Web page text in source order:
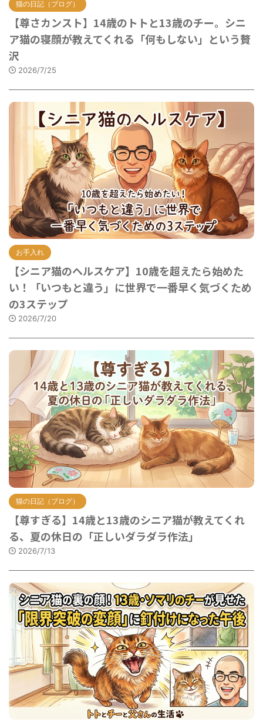
猫の日記（ブログ）
【尊さカンスト】14歳のトトと13歳のチー。シニ
ア猫の寝顔が教えてくれる「何もしない」という贅
沢
2026/7/25
お手入れ
【シニア猫のヘルスケア】10歳を超えたら始めた
い！「いつもと違う」に世界で一番早く気づくため
の3ステップ
2026/7/20
猫の日記（ブログ）
【尊すぎる】14歳と13歳のシニア猫が教えてくれ
る、夏の休日の「正しいダラダラ作法」
2026/7/13